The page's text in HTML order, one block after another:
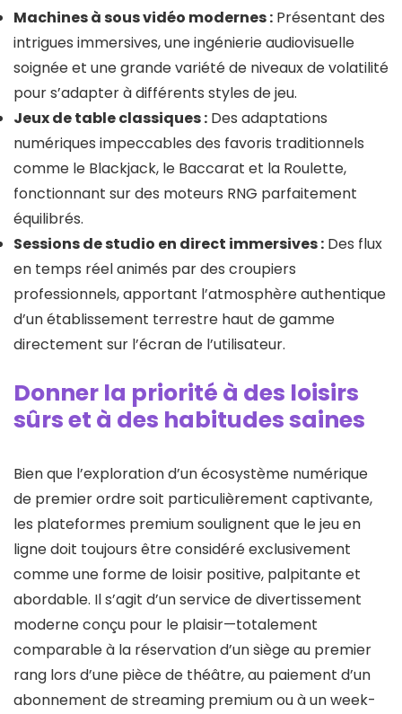
Machines à sous vidéo modernes : Présentant des
intrigues immersives, une ingénierie audiovisuelle
soignée et une grande variété de niveaux de volatilité
pour s’adapter à différents styles de jeu.
Jeux de table classiques : Des adaptations
numériques impeccables des favoris traditionnels
comme le Blackjack, le Baccarat et la Roulette,
fonctionnant sur des moteurs RNG parfaitement
équilibrés.
Sessions de studio en direct immersives : Des flux
en temps réel animés par des croupiers
professionnels, apportant l’atmosphère authentique
d’un établissement terrestre haut de gamme
directement sur l’écran de l’utilisateur.
Donner la priorité à des loisirs
sûrs et à des habitudes saines
Bien que l’exploration d’un écosystème numérique
de premier ordre soit particulièrement captivante,
les plateformes premium soulignent que le jeu en
ligne doit toujours être considéré exclusivement
comme une forme de loisir positive, palpitante et
abordable. Il s’agit d’un service de divertissement
moderne conçu pour le plaisir—totalement
comparable à la réservation d’un siège au premier
rang lors d’une pièce de théâtre, au paiement d’un
abonnement de streaming premium ou à un week-